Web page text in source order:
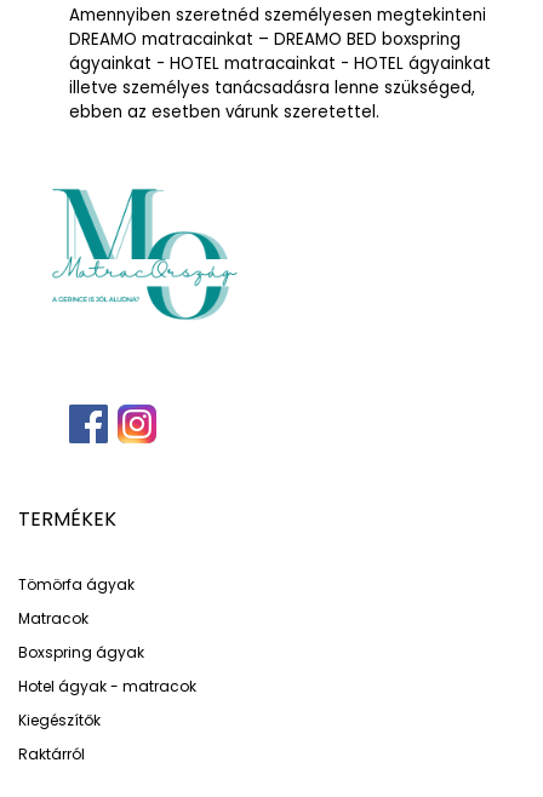
Amennyiben szeretnéd személyesen megtekinteni
DREAMO matracainkat – DREAMO BED boxspring
ágyainkat - HOTEL matracainkat - HOTEL ágyainkat
illetve személyes tanácsadásra lenne szükséged,
ebben az esetben várunk szeretettel.
TERMÉKEK
Tömörfa ágyak
Matracok
Boxspring ágyak
Hotel ágyak - matracok
Kiegészítők
Raktárról